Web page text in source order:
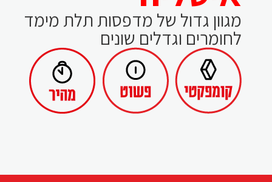
מגוון גדול של מדפסות תלת מימד
לחומרים וגדלים שונים